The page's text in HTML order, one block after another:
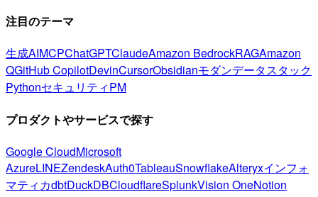
注目のテーマ
生成AIMCPChatGPTClaudeAmazon BedrockRAGAmazon
QGitHub CopilotDevinCursorObsidianモダンデータスタック
PythonセキュリティPM
プロダクトやサービスで探す
Google CloudMicrosoft
AzureLINEZendeskAuth0TableauSnowflakeAlteryxインフォ
マティカdbtDuckDBCloudflareSplunkVision OneNotion